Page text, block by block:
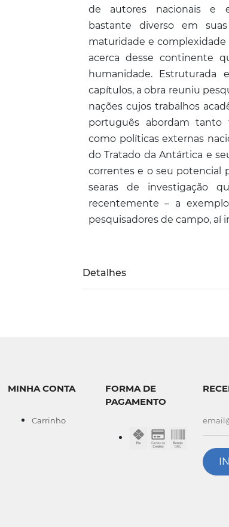
de autores nacionais e
bastante diverso em
maturidade e complexidade
acerca desse continente
humanidade.
capítulos, a obra reuniu
nações cujos trabalhos
português abordam tanto
como políticas externas
do Tratado da Antártica e
correntes e o seu potencial
searas de investigação
recentemente – a
pesquisadores de campo, aí
Detalhes
MINHA CONTA
Carrinho
FORMA DE
PAGAMENTO